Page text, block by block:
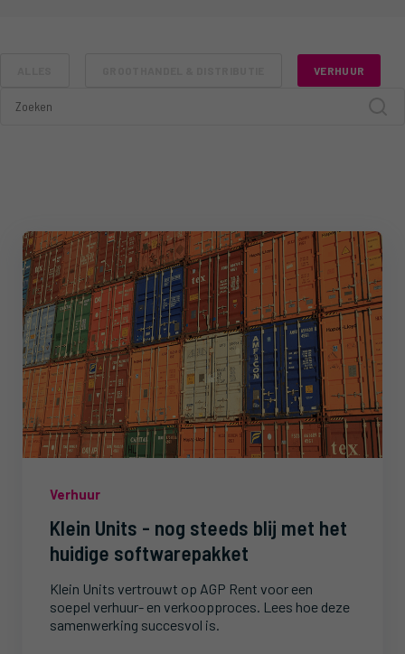
VERHUUR
Verhuur
Klein Units - nog steeds blij met het
huidige softwarepakket
Klein Units vertrouwt op AGP Rent voor een
soepel verhuur- en verkoopproces. Lees hoe deze
samenwerking succesvol is.